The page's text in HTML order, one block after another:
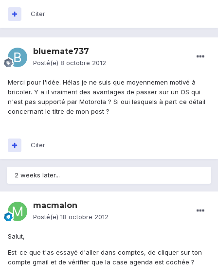
Citer
bluemate737
Posté(e) 8 octobre 2012
Merci pour l'idée. Hélas je ne suis que moyennemen motivé à
bricoler. Y a il vraiment des avantages de passer sur un OS qui
n'est pas supporté par Motorola ? Si oui lesquels à part ce détail
concernant le titre de mon post ?
Citer
2 weeks later...
macmalon
Posté(e) 18 octobre 2012
Salut,
Est-ce que t'as essayé d'aller dans comptes, de cliquer sur ton
compte gmail et de vérifier que la case agenda est cochée ?